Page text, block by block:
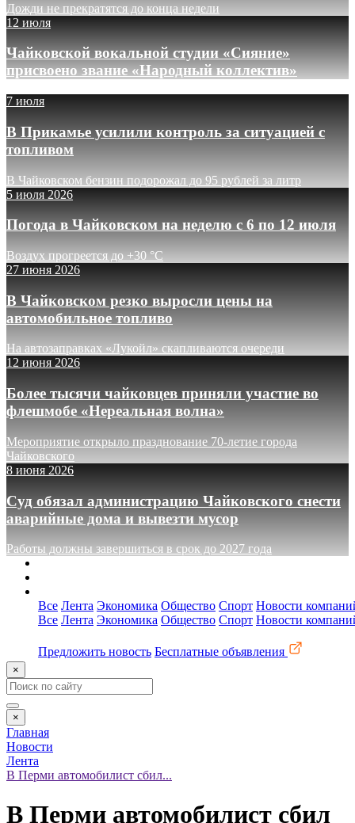
Дожди не прекратятся до конца недели
12 июля
Чайковской вокальной студии «Сияние»
присвоено звание «Народный коллектив»
7 июля
В Прикамье усилили контроль за ситуацией с
топливом
В Чайковском бензин подорожал до 95 рублей за литр
5 июля 2026
Погода в Чайковском на неделю с 6 по 12 июля
Воздух прогреется до +30 °C
27 июня 2026
В Чайковском резко выросли цены на
автомобильное топливо
На автозаправках «Лукойл» скапливаются очереди
12 июня 2026
Более тысячи чайковцев приняли участие во
флешмобе «Нереальная волна»
Мероприятие открыло празднование 70-летие города
Чайковского
8 июня 2026
Суд обязал администрацию Чайковского снести
аварийные дома и вывезти мусор
Работы должны завершиться в срок до 2027 года
Все Лента Экономика Общество Спорт Новости
Все Лента Экономика Общество Спорт Новости
Предложить новость Бесплатные объявления
×
×
Главная
Новости
Лента
В Перми автомобилист сбил...
В Перми автомобилист сбил